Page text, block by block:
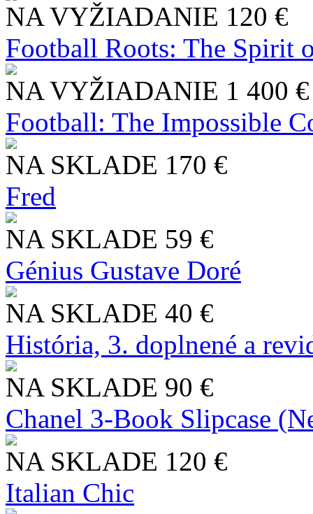
NA VYŽIADANIE 120 €
Football Roots: The Spirit
NA VYŽIADANIE 1 400 €
Football: The Impossible
NA SKLADE 170 €
Fred
NA SKLADE 59 €
Génius Gustave Doré
NA SKLADE 40 €
História, 3. doplnené a
NA SKLADE 90 €
Chanel 3-Book Slipcase
NA SKLADE 120 €
Italian Chic